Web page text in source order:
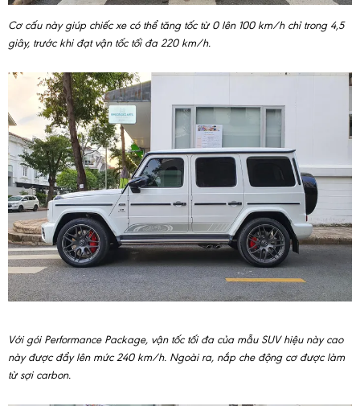
Cơ cấu này giúp chiếc xe có thể tăng tốc từ 0 lên 100 km/h chỉ trong 4,5
giây, trước khi đạt vận tốc tối đa 220 km/h.
Với gói Performance Package, vận tốc tối đa của mẫu SUV hiệu này cao
này được đẩy lên mức 240 km/h. Ngoài ra, nắp che động cơ được làm
từ sợi carbon.